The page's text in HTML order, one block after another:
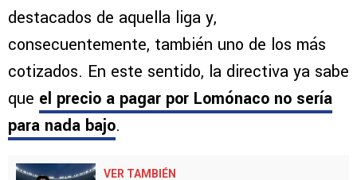
destacados de aquella liga y,
consecuentemente, también uno de los más
cotizados. En este sentido, la directiva ya sabe
que el precio a pagar por Lomónaco no sería
para nada bajo.
VER TAMBIÉN